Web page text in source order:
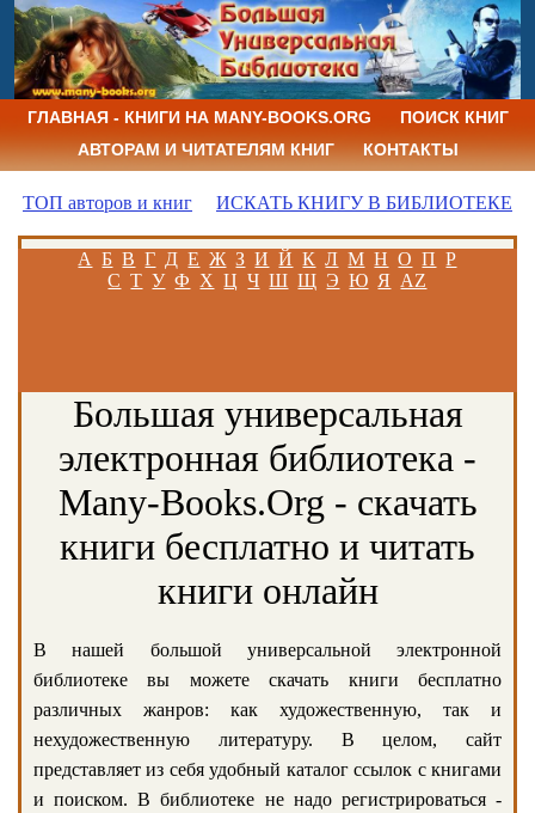
ГЛАВНАЯ - КНИГИ НА MANY-BOOKS.ORG
ПОИСК КНИГ
АВТОРАМ И ЧИТАТЕЛЯМ КНИГ
КОНТАКТЫ
ТОП авторов и книг ИСКАТЬ КНИГУ В БИБЛИОТЕКЕ
А Б В Г Д Е Ж З И Й К Л М Н О П Р
С Т У Ф Х Ц Ч Ш Щ Э Ю Я AZ
Большая универсальная
электронная библиотека -
Many-Books.Org - скачать
книги бесплатно и читать
книги онлайн
В нашей большой универсальной электронной
библиотеке вы можете скачать книги бесплатно
различных жанров: как художественную, так и
нехудожественную литературу. В целом, сайт
представляет из себя удобный каталог ссылок с книгами
и поиском. В библиотеке не надо регистрироваться -